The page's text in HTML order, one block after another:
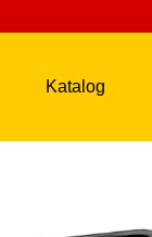
Katalog